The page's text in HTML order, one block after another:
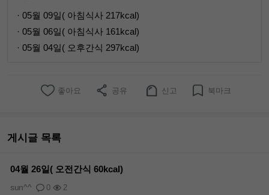
· 05월 09일( 아침식사 217kcal)
· 05월 06일( 아침식사 161kcal)
· 05월 04일( 오후간식 297kcal)
좋아요 공유 신고 북마크
게시글 목록
04월 26일( 오전간식 60kcal)
0 2
sun^^